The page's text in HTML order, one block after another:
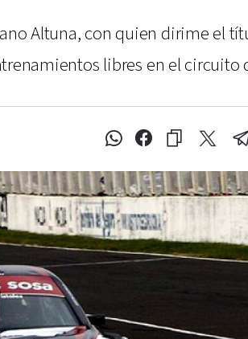
Altuna, con quien dirime el
libres en el circuito